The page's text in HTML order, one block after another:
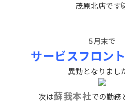
茂原北店です
5月末で
サービスフロン
異動となりまし
次は蘇我本社での勤務